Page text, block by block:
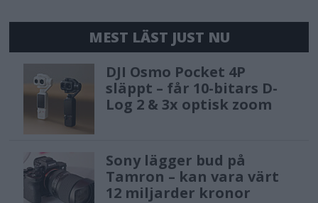
MEST LÄST JUST NU
DJI Osmo Pocket 4P
släppt – får 10-bitars D-
Log 2 & 3x optisk zoom
Sony lägger bud på
Tamron – kan vara värt
12 miljarder kronor